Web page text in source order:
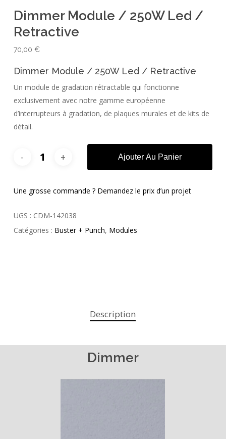
Dimmer Module / 250W Led /
Retractive
70,00 €
Dimmer Module / 250W Led / Retractive
Un module de gradation rétractable qui fonctionne
exclusivement avec notre gamme européenne
d’interrupteurs à gradation, de plaques murales et de kits de
détail.
Ajouter Au Panier
Une grosse commande ? Demandez le prix d’un projet
UGS : CDM-142038
Catégories : Buster + Punch, Modules
Description
Dimmer